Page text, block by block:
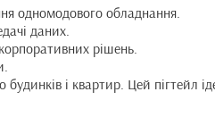
одномодового обладнання.
даних.
рішень.
і квартир. Цей пігтейл